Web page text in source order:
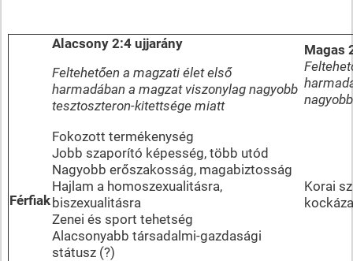
Alacsony 2:4 ujjarány
Feltehetően a magzati élet első
harmadában a magzat viszonylag nagyobb
tesztoszteron-kitettsége miatt
Magas
Férfiak
Fokozott termékenység
Jobb szaporító képesség, több utód
Nagyobb erőszakosság, magabiztosság
Hajlam a homoszexualitásra,
biszexualitásra
Zenei és sport tehetség
Alacsonyabb társadalmi-gazdasági
státusz (?)
Korai